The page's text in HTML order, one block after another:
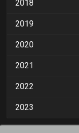
2018
2019
2020
2021
2022
2023